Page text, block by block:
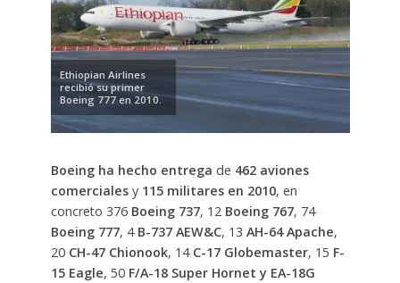
Ethiopian Airlines
recibió su primer
Boeing 777 en 2010.
Boeing ha hecho entrega de 462 aviones
comercialesy 115 militares en 2010, en
concreto 376 Boeing 737, 12 Boeing 767, 74
Boeing 777, 4 B-737 AEW&C, 13 AH-64 Apache,
20 CH-47 Chionook, 14 C-17 Globemaster, 15 F-
15 Eagle, 50 F/A-18 Super Hornet y EA-18G